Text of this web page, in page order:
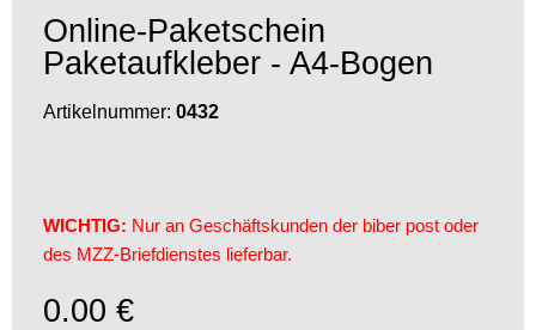
Online-Paketschein
Paketaufkleber - A4-Bogen
Artikelnummer: 0432
WICHTIG: Nur an Geschäftskunden der biber post oder
des MZZ-Briefdienstes lieferbar.
0.00 €